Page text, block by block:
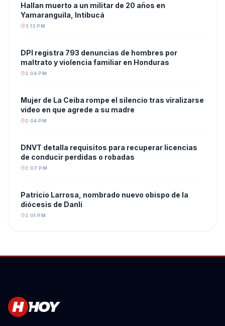
Hallan muerto a un militar de 20 años en
Yamaranguila, Intibucá
3:13 PM
DPI registra 793 denuncias de hombres por
maltrato y violencia familiar en Honduras
2:04 PM
Mujer de La Ceiba rompe el silencio tras viralizarse
video en que agrede a su madre
2:04 PM
DNVT detalla requisitos para recuperar licencias
de conducir perdidas o robadas
2:07 PM
Patricio Larrosa, nombrado nuevo obispo de la
diócesis de Danlí
2:01 PM